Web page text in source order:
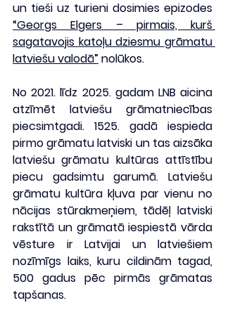
“Georgs Elgers – pirmais, kurš
sagatavojis katoļu dziesmu grāmatu
latviešu valodā” nolūkos.
No 2021. līdz 2025. gadam LNB aicina
atzīmēt latviešu grāmatniecības
piecsimtgadi. 1525. gadā iespieda
pirmo grāmatu latviski un tas aizsāka
latviešu grāmatu kultūras attīstību
piecu gadsimtu garumā. Latviešu
grāmatu kultūra kļuva par vienu no
nācijas stūrakmeņiem, tādēļ latviski
rakstītā un grāmatā iespiestā vārda
vēsture ir Latvijai un latviešiem
nozīmīgs laiks, kuru cildinām tagad,
500 gadus pēc pirmās grāmatas
tapšanas.